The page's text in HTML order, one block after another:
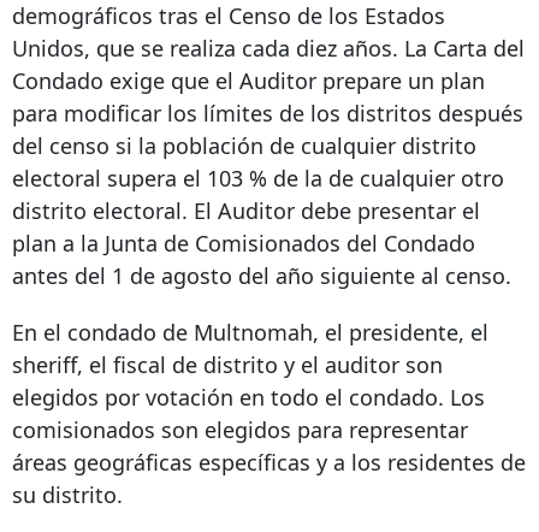
demográficos tras el Censo de los Estados
Unidos, que se realiza cada diez años. La Carta del
Condado exige que el Auditor prepare un plan
para modificar los límites de los distritos después
del censo si la población de cualquier distrito
electoral supera el 103 % de la de cualquier otro
distrito electoral. El Auditor debe presentar el
plan a la Junta de Comisionados del Condado
antes del 1 de agosto del año siguiente al censo.
En el condado de Multnomah, el presidente, el
sheriff, el fiscal de distrito y el auditor son
elegidos por votación en todo el condado. Los
comisionados son elegidos para representar
áreas geográficas específicas y a los residentes de
su distrito.